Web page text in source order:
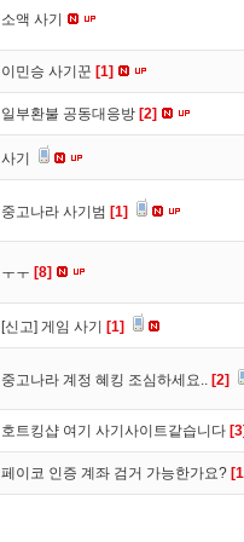
소액 사기
이민승 사기꾼 [1]
일부환불 공동대응방 [2]
사기
중고나라 사기범 [1]
ㅜㅜ [8]
[신고] 게임 사기 [1]
중고나라 계정 혜킹 조심하세요.. [2]
호트킹샵 여기 사기사이트같습니다
페이코 인증 계좌 검거 가능한가요?